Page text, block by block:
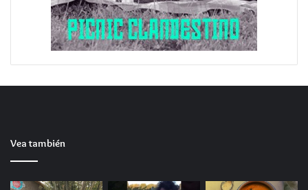
Vea también